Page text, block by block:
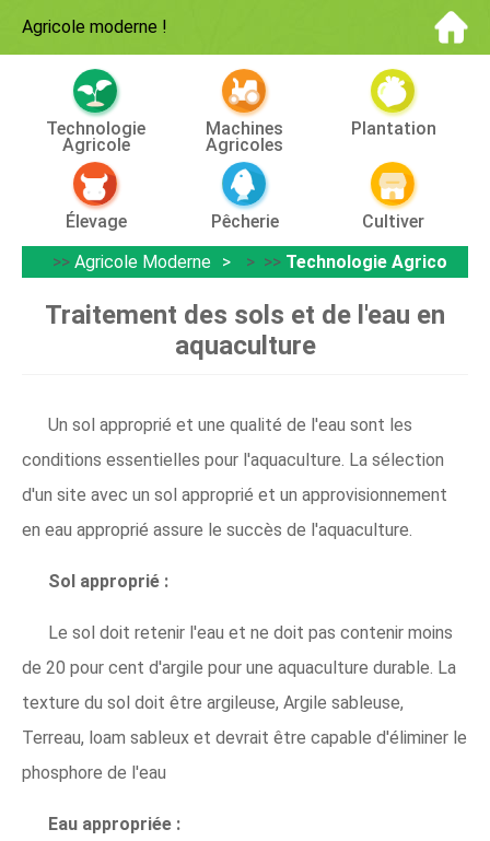
Agricole moderne !
Technologie
Agricole
Machines
Agricoles
Plantation
Élevage Pêcherie
Cultiver
>> Agricole Moderne > >> Technologie Agricole
Traitement des sols et de l'eau en
aquaculture
Un sol approprié et une qualité de l'eau sont les
conditions essentielles pour l'aquaculture. La sélection
d'un site avec un sol approprié et un approvisionnement
en eau approprié assure le succès de l'aquaculture.
Sol approprié :
Le sol doit retenir l'eau et ne doit pas contenir moins
de 20 pour cent d'argile pour une aquaculture durable. La
texture du sol doit être argileuse, Argile sableuse,
Terreau, loam sableux et devrait être capable d'éliminer le
phosphore de l'eau
Eau appropriée :